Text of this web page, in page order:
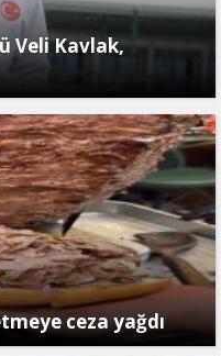
Veli Kavlak,
ceza yağdı